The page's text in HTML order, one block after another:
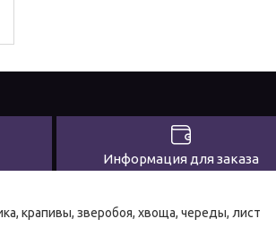
Информация для заказа
крапивы, зверобоя, хвоща, череды, лист